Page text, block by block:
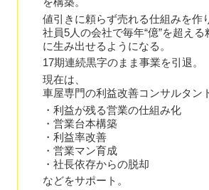
値引きに頼らず売れる仕組みを作
社員5人の会社で毎年“億”を超える
に生み出せるようになる。
17期連続黒字のまま事業を引退。
現在は、
車屋専門の利益改善コンサルタン
・利益が残る営業の仕組み化
・営業台本構築
・利益率改善
・営業マン育成
・社長依存からの脱却
などをサポート。